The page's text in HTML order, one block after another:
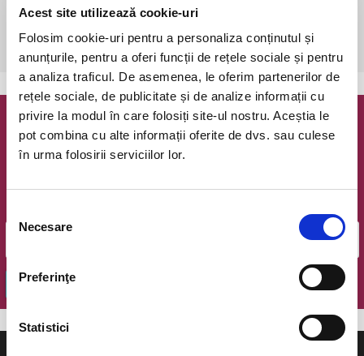
Acest site utilizează cookie-uri
Folosim cookie-uri pentru a personaliza conținutul și
anunțurile, pentru a oferi funcții de rețele sociale și pentru
a analiza traficul. De asemenea, le oferim partenerilor de
rețele sociale, de publicitate și de analize informații cu
privire la modul în care folosiți site-ul nostru. Aceștia le
pot combina cu alte informații oferite de dvs. sau culese
în urma folosirii serviciilor lor.
consimțământului
Necesare
Preferinţe
Statistici
sâmbătă, 21 septembrie 2019 ora 19:00
vezi pe harta
Newsletter @ Bilete.ro
OK